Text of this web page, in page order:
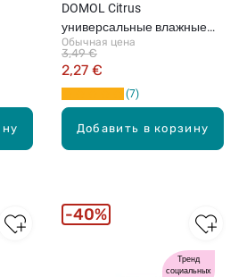
Добавить в корзину
DOMOL Citrus
универсальные влажные
чистящие салфетки, 50шт.
Обычная цена
2,27 €
3,49 €
7
Тренд
социальных
40%